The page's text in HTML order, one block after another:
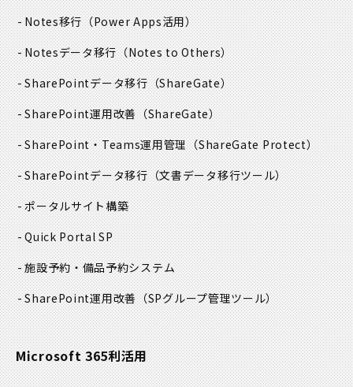
Notes移行（Power Apps活用）
Notesデータ移行（Notes to Others）
SharePointデータ移行（ShareGate）
SharePoint運用改善（ShareGate）
SharePoint・Teams運用管理（ShareGate Protect）
SharePointデータ移行（文書データ移行ツール）
ポータルサイト構築
Quick Portal SP
施設予約・備品予約システム
SharePoint運用改善（SPグループ管理ツール）
Microsoft 365利活用